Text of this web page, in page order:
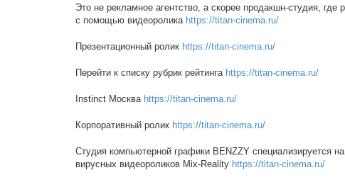
s
Это не рекламное агентство, а скорее продакшн-студия, где
с помощью видеоролика https://titan-cinema.ru/
Презентационный ролик https://titan-cinema.ru/
Перейти к списку рубрик рейтинга https://titan-cinema.ru/
Instinct Москва https://titan-cinema.ru/
Корпоративный ролик https://titan-cinema.ru/
Студия компьютерной графики BENZZY специализируется
вирусных видеороликов Mix-Reality https://titan-cinema.ru/